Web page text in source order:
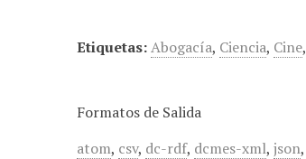
Etiquetas:Abogacía, Ciencia, Cine,
Formatos de Salida
atom, csv, dc-rdf, dcmes-xml,json,